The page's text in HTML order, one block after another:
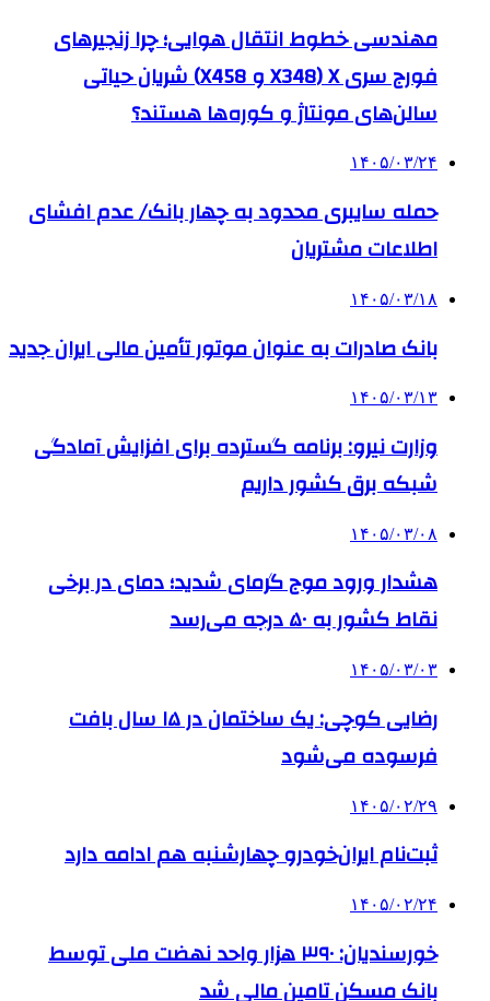
مهندسی خطوط انتقال هوایی؛ چرا زنجیرهای
فورج سری X (X348 و X458) شریان حیاتی
سالن‌های مونتاژ و کوره‌ها هستند؟
۱۴۰۵/۰۳/۲۴
حمله سایبری محدود به چهار بانک/ عدم افشای
اطلاعات مشتریان
۱۴۰۵/۰۳/۱۸
بانک صادرات به‌ عنوان موتور تأمین مالی ایران جدید
۱۴۰۵/۰۳/۱۳
وزارت نیرو: برنامه‌ گسترده برای افزایش آمادگی
شبکه برق کشور داریم
۱۴۰۵/۰۳/۰۸
هشدار ورود موج گرمای شدید؛ دمای در برخی
نقاط کشور به ۵۰ درجه می‌رسد
۱۴۰۵/۰۳/۰۳
رضایی کوچی: یک ساختمان در ۱۵ سال بافت
فرسوده می‌شود
۱۴۰۵/۰۲/۲۹
ثبت‌نام ایران‌خودرو چهارشنبه هم ادامه دارد
۱۴۰۵/۰۲/۲۴
خورسندیان: ۳۹۰ هزار واحد نهضت ملی توسط
بانک مسکن تامین مالی شد